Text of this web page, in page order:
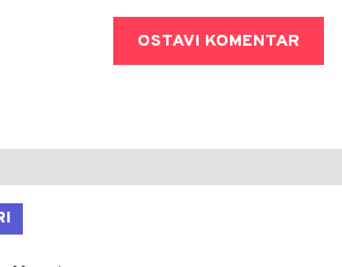
OSTAVI KOMENTAR